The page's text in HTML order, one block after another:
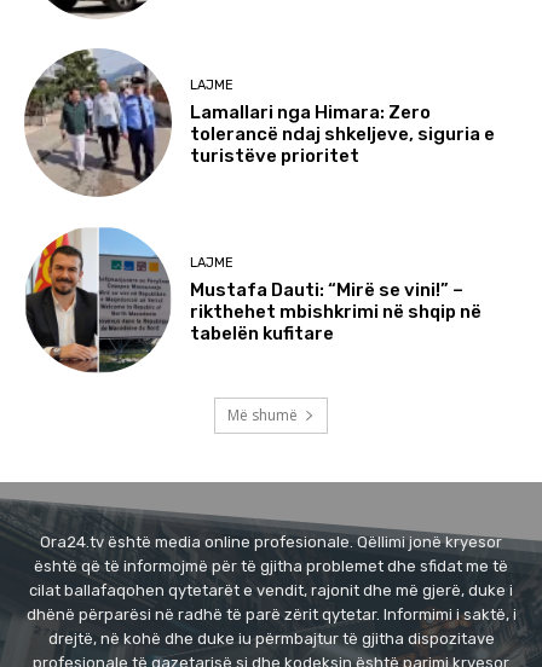
LAJME
Lamallari nga Himara: Zero
tolerancë ndaj shkeljeve, siguria e
turistëve prioritet
LAJME
Mustafa Dauti: “Mirë se vini!” –
rikthehet mbishkrimi në shqip në
tabelën kufitare
Më shumë
Ora24.tv është media online profesionale. Qëllimi jonë kryesor
është që të informojmë për të gjitha problemet dhe sfidat me të
cilat ballafaqohen qytetarët e vendit, rajonit dhe më gjerë, duke i
dhënë përparësi në radhë të parë zërit qytetar. Informimi i saktë, i
drejtë, në kohë dhe duke iu përmbajtur të gjitha dispozitave
profesionale të gazetarisë si dhe kodeksin është parimi kryesor